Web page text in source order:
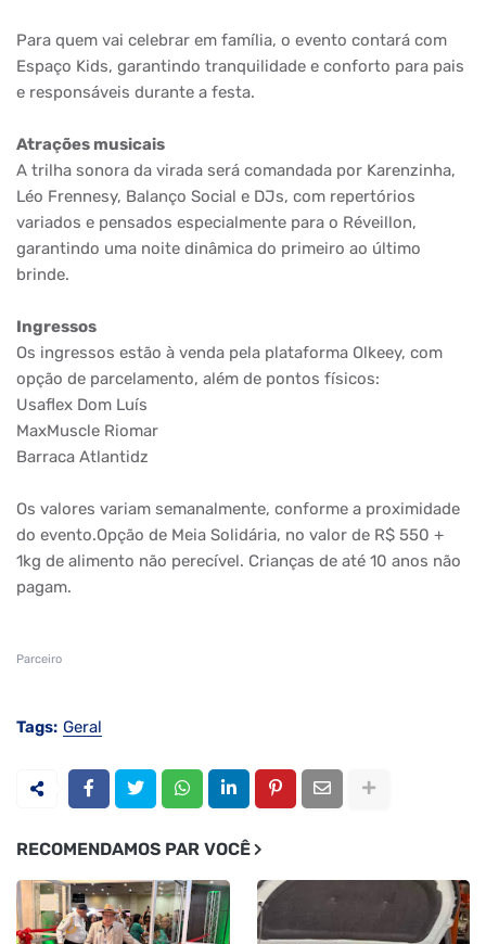
Para quem vai celebrar em família, o evento contará com
Espaço Kids, garantindo tranquilidade e conforto para pais
e responsáveis durante a festa.
Atrações musicais
A trilha sonora da virada será comandada por Karenzinha,
Léo Frennesy, Balanço Social e DJs, com repertórios
variados e pensados especialmente para o Réveillon,
garantindo uma noite dinâmica do primeiro ao último
brinde.
Ingressos
Os ingressos estão à venda pela plataforma Olkeey, com
opção de parcelamento, além de pontos físicos:
Usaflex Dom Luís
MaxMuscle Riomar
Barraca Atlantidz
Os valores variam semanalmente, conforme a proximidade
do evento.Opção de Meia Solidária, no valor de R$ 550 +
1kg de alimento não perecível. Crianças de até 10 anos não
pagam.
Parceiro
Tags: Geral
RECOMENDAMOS PAR VOCÊ